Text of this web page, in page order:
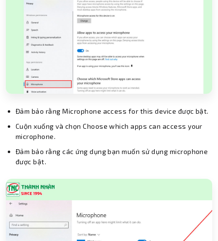
Đảm bảo rằng Microphone access for this device được bật.
Cuộn xuống và chọn Choose which apps can access your
microphone.
Đảm bảo rằng các ứng dụng bạn muốn sử dụng microphone
được bật.